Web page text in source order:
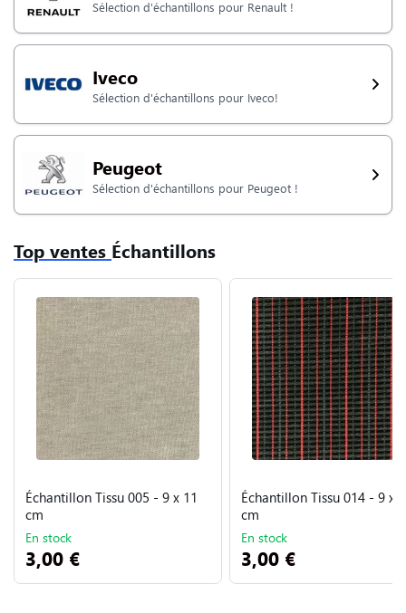
Sélection d'échantillons pour Renault !
Iveco
Sélection d'échantillons pour Iveco!
Peugeot
Sélection d'échantillons pour Peugeot !
Top ventes Échantillons
Échantillon Tissu 005 - 9 x 11
cm
En stock
3,00 €
Échantillon Tissu 014 - 9 x
cm
En stock
3,00 €